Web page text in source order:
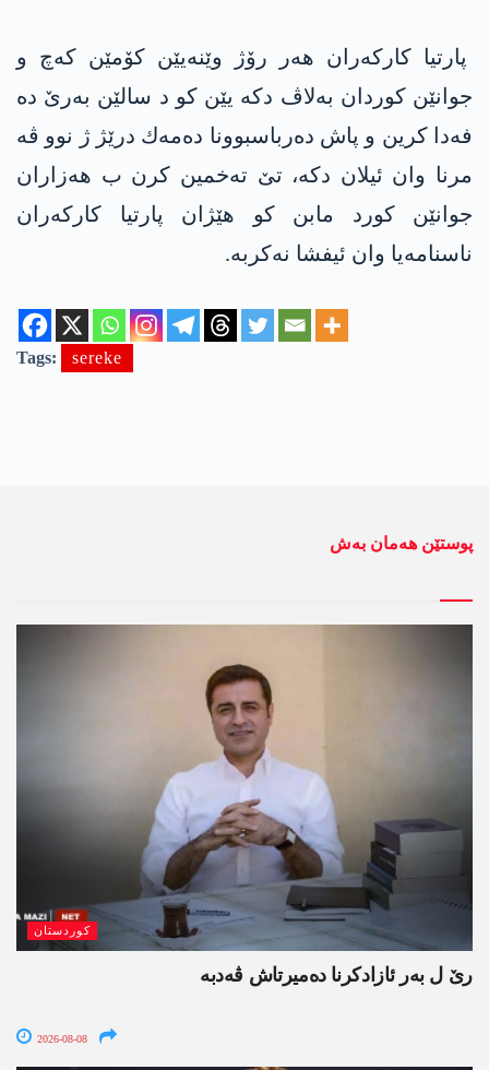
پارتیا كاركه‌ران هه‌ر رۆژ وێنه‌یێن كۆمێن كه‌چ و
جوانێن كوردان به‌لاڤ دكه‌ یێن كو د سالێن به‌رێ ده‌
فه‌دا كرین و پاش ده‌رباسبوونا ده‌مه‌ك درێژ ژ نوو ڤه‌
مرنا وان ئیلان دكه‌، تێ ته‌خمین كرن ب هه‌زاران
جوانێن كورد مابن كو هێژان پارتیا كاركه‌ران
ناسنامه‌یا وان ئیفشا نه‌كربه‌.
Tags: sereke
پوستێن ھەمان بەش
کوردستان
رێ ل بەر ئازادکرنا دەمیرتاش ڤەدبە
2026-08-08